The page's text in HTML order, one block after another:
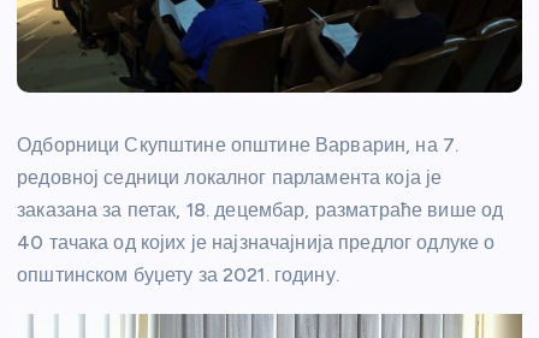
Одборници Скупштине општине Варварин, на 7.
редовној седници локалног парламента која је
заказана за петак, 18. децембар, разматраће више од
40 тачака од којих је најзначајнија предлог одлуке о
општинском буџету за 2021. годину.